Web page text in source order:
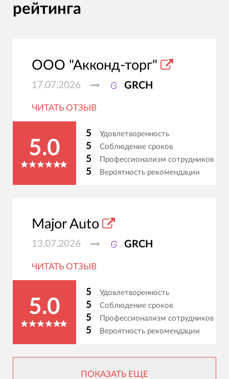
рейтинга
ООО "Акконд-торг"
17.07.2026 GRCH
ЧИТАТЬ ОТЗЫВ
5.0
5 Удовлетворенность
5 Соблюдение сроков
5 Профессионализм сотрудников
5 Вероятность рекомендации
Major Auto
13.07.2026 GRCH
ЧИТАТЬ ОТЗЫВ
5.0
5 Удовлетворенность
5 Соблюдение сроков
5 Профессионализм сотрудников
5 Вероятность рекомендации
ПОКАЗАТЬ ЕЩЕ